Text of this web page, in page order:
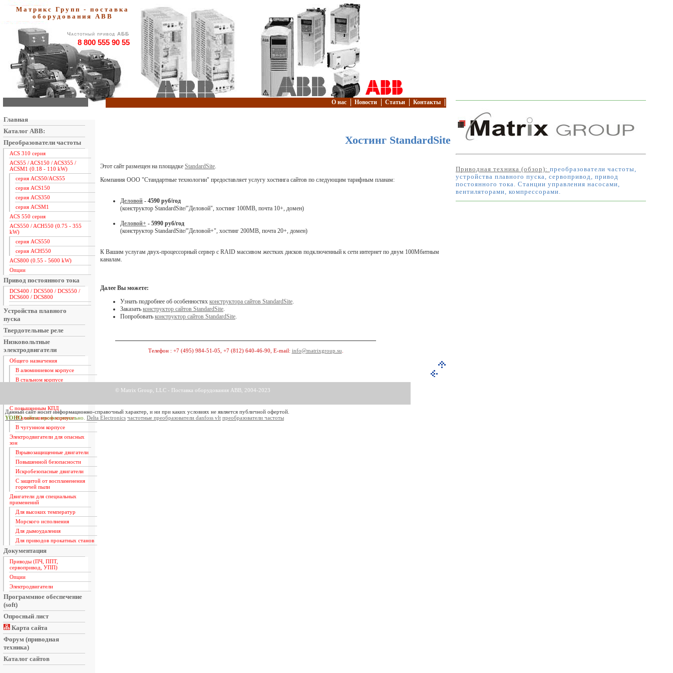
Приводная техника (обзор): преобразователи частоты,
устройства плавного пуска, сервопривод, привод
постоянного тока. Станции управления насосами,
вентиляторами, компрессорами.
Матрикс Групп - поставка
оборудования АВВ
Частотный привод АББ
8 800 555 90 55
О нас Новости Статьи Контакты
Главная
Каталог ABB:
Преобразователи частоты
ACS 310 серия
ACS55 / ACS150 / ACS355 /
ACSM1 (0.18 - 110 kW)
серия ACS50/ACS55
серия ACS150
серия ACS350
серия ACSM1
ACS 550 серия
ACS550 / ACH550 (0.75 - 355
kW)
серия ACS550
серия ACH550
ACS800 (0.55 - 5600 kW)
Опции
Привод постоянного тока
DCS400 / DCS500 / DCS550 /
DCS600 / DCS800
Устройства плавного
пуска
Твердотельные реле
Низковольтные
электродвигатели
Общего назначения
В алюминиевом корпусе
В стальном корпусе
С повышенным КПД
В алюминиевом корпусе
В чугунном корпусе
Электродвигатели для опасных
зон
Взрывозащищенные двигатели
Повышенной безопасности
Искробезопасные двигатели
С защитой от воспламенения
горючей пыли
Двигатели для специальных
применений
Для высоких температур
Морского исполнения
Для дымоудаления
Для приводов прокатных станов
Документация
Приводы (ПЧ, ППТ,
сервопривод, УПП)
Опции
Электродвигатели
Программное обеспечение
(soft)
Опросный лист
Карта сайта
Форум (приводная
техника)
Каталог сайтов
Хостинг StandardSite
Этот сайт размещен на площадке StandardSite
Компания ООО "Стандартные технологии" предоставляет услугу хостинга сайтов по следующим тарифным планам:
Деловой - 4590 руб/год
(конструктор StandardSite/"Деловой", хостинг 100MB, почта 10+, домен)
Деловой+ - 5990 руб/год
(конструктор StandardSite/"Деловой+", хостинг 200MB, почта 20+, домен)
К Вашим услугам двух-процессорный сервер с RAID массивом жестких дисков подключенный к сети интернет по двум 100Мбитным
каналам.
Далее Вы можете:
Узнать подробнее об особенностях конструктора сайтов StandardSite
Заказать конструктор сайтов StandardSite
Попробовать конструктор сайтов StandardSite
Телефон : +7 (495) 984-51-05, +7 (812) 640-46-90 , E-mail: info@matrixgroup.su
© Matrix Group, LLC - Поставка оборудования АВВ, 2004-2023
Данный сайт носит информационно-справочный характер, и ни при каких условиях не является публичной офертой.
YOHO сайты. профессионально. Delta Electronics частотные преобразователи danfoss vlt преобразователи частоты